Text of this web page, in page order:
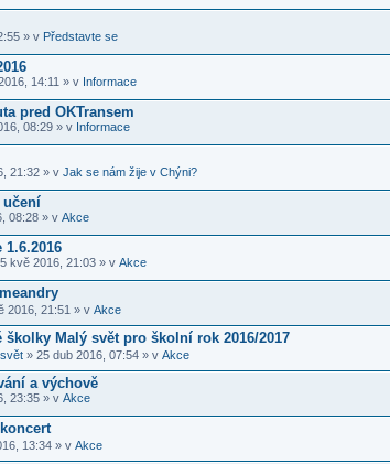
» v Představte se
14:11 » v Informace
pred OKTransem
08:29 » v Informace
21:32 » v Jak se nám žije v Chýni?
učení
08:28 » v Akce
kvě 2016, 21:03 » v Akce
2016, 21:51 » v Akce
Malý svět pro školní rok 2016/2017
» 25 dub 2016, 07:54 » v Akce
a výchově
23:35 » v Akce
13:34 » v Akce